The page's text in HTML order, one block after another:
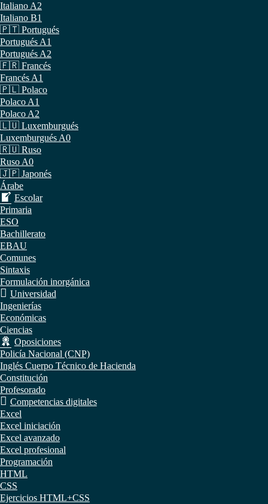
Italiano A2
Italiano B1
🇵🇹 Portugués
Portugués A1
Portugués A2
🇫🇷 Francés
Francés A1
🇵🇱 Polaco
Polaco A1
Polaco A2
🇱🇺 Luxemburgués
Luxemburgués A0
🇷🇺 Ruso
Ruso A0
🇯🇵 Japonés
Árabe
Escolar
Primaria
ESO
Bachillerato
EBAU
Comunes
Sintaxis
Formulación inorgánica
Universidad
Ingenierías
Económicas
Ciencias
Oposiciones
Policía Nacional (CNP)
Inglés Cuerpo Técnico de Hacienda
Constitución
Profesorado
Competencias digitales
Excel
Excel iniciación
Excel avanzado
Excel profesional
Programación
HTML
CSS
Ejercicios HTML+CSS